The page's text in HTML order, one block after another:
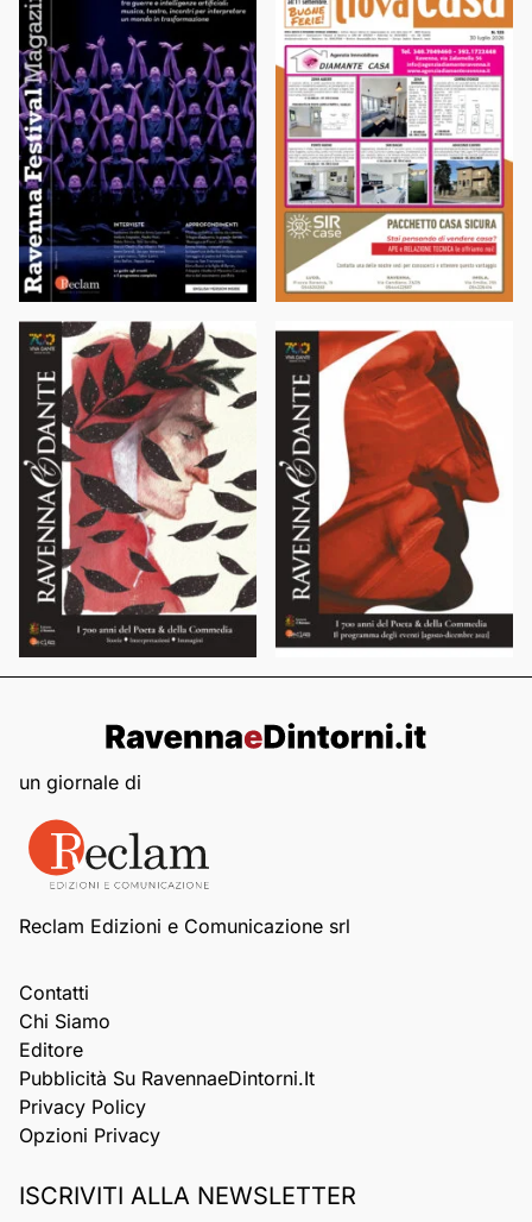
un giornale di
Reclam Edizioni e Comunicazione srl
Contatti
Chi Siamo
Editore
Pubblicità Su RavennaeDintorni.it
Privacy Policy
Opzioni Privacy
ISCRIVITI ALLA NEWSLETTER